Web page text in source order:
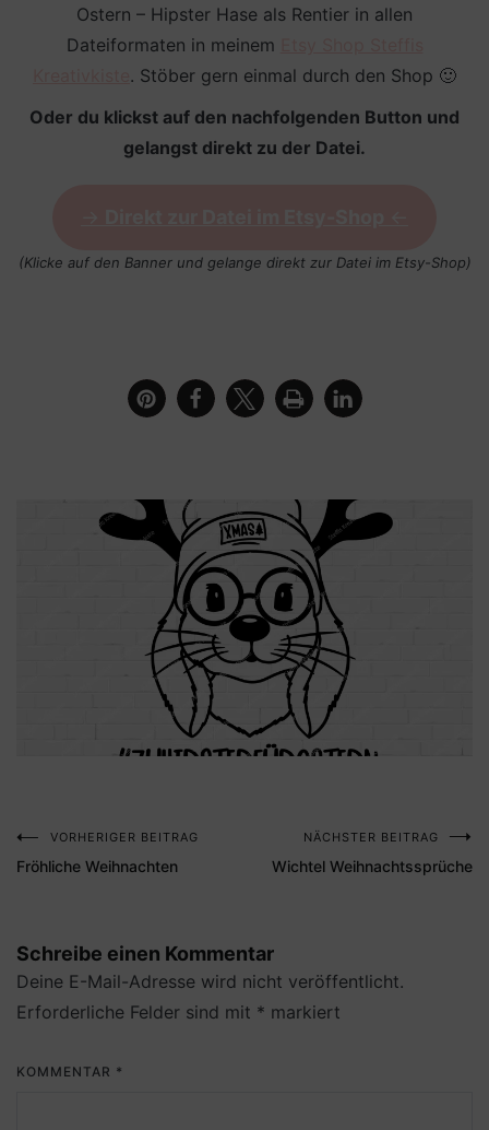
Ostern – Hipster Hase als Rentier in allen
Dateiformaten in meinem
. Stöber gern einmal durch den Shop 🙂
Oder du klickst auf den nachfolgenden Button und
gelangst direkt zu der Datei.
(Klicke auf den Banner und gelange direkt zur Datei im Etsy-Shop)
Beitragsnavigation
VORHERIGER BEITRAG
Fröhliche Weihnachten
NÄCHSTER BEITRAG
Wichtel Weihnachtssprüche
Schreibe einen Kommentar
Deine E-Mail-Adresse wird nicht veröffentlicht.
Erforderliche Felder sind mit * markiert
KOMMENTAR *